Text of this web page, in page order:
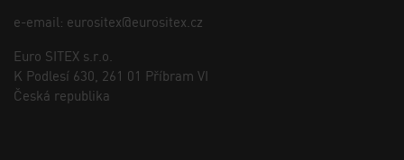
e-email: eurositex@eurositex.cz
Euro SITEX s.r.o.
K Podlesí 630, 261 01 Příbram VI
Česká republika